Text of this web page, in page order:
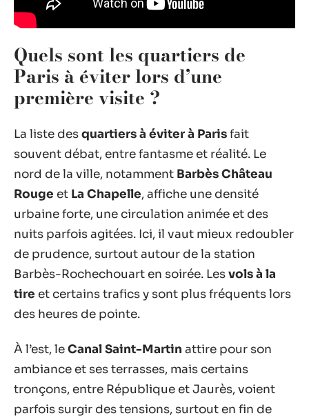
Quels sont les quartiers de
Paris à éviter lors d’une
première visite ?
La liste desquartiers à éviter à Parisfait
souvent débat, entre fantasme et réalité. Le
nord de la ville, notamment Barbès Château
Rouge et La Chapelle, affiche une densité
urbaine forte, une circulation animée et des
nuits parfois agitées. Ici, il vaut mieux redoubler
de prudence, surtout autour de la station
Barbès-Rochechouart en soirée. Lesvols à la
tire et certains trafics y sont plus fréquents lors
des heures de pointe.
À l’est, leCanal Saint-Martin attire pour son
ambiance et ses terrasses, mais certains
tronçons, entre République et Jaurès, voient
parfois surgir des tensions, surtout en fin de